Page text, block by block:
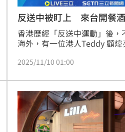
反送中被盯上 來台開餐
香港歷經「反送中運動」後，
海外，有一位港人Teddy 顧
「共享表演空間」支持創作藝
2025/11/10 01:00